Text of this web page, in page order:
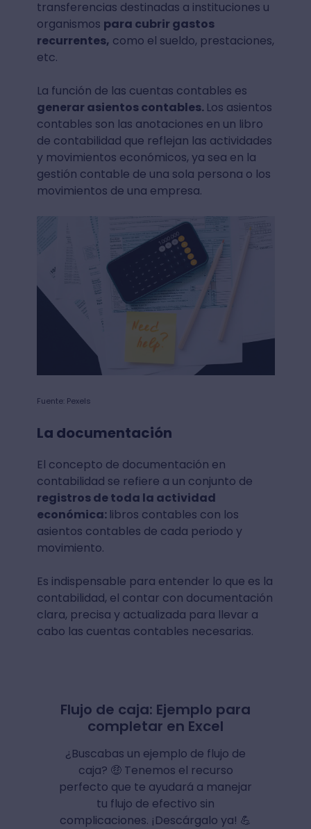
transferencias destinadas a instituciones u
organismos para cubrir gastos
recurrentes, como el sueldo, prestaciones,
etc.
La función de las cuentas contables es
generar asientos contables. Los asientos
contables son las anotaciones en un libro
de contabilidad que reflejan las actividades
y movimientos económicos, ya sea en la
gestión contable de una sola persona o los
movimientos de una empresa.
Fuente: Pexels
La documentación
El concepto de documentación en
contabilidad se refiere a un conjunto de
registros de toda la actividad
económica: libros contables con los
asientos contables de cada periodo y
movimiento.
Es indispensable para entender lo que es la
contabilidad, el contar con documentación
clara, precisa y actualizada para llevar a
cabo las cuentas contables necesarias.
Flujo de caja: Ejemplo para
completar en Excel
¿Buscabas un ejemplo de flujo de
caja? 🤑 Tenemos el recurso
perfecto que te ayudará a manejar
tu flujo de efectivo sin
complicaciones. ¡Descárgalo ya! 💪